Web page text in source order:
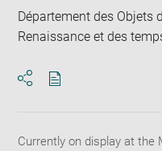
Département des Objets
Renaissance et des
Currently on display at the